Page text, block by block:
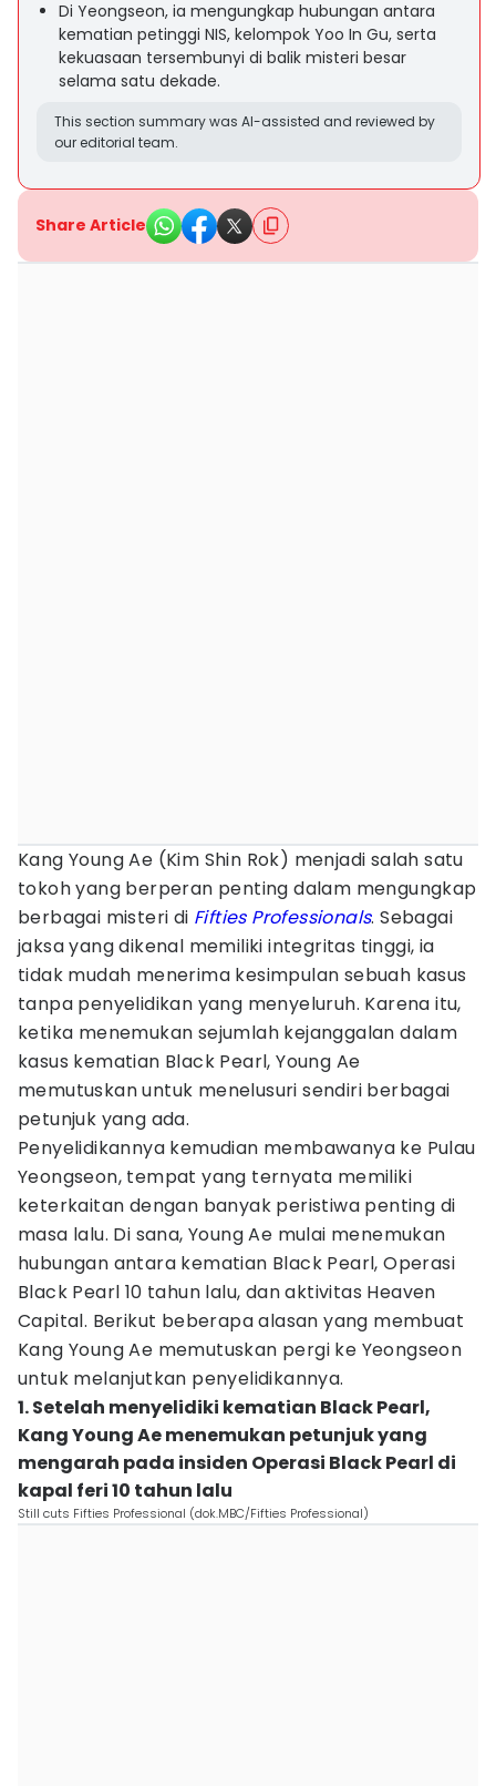
Di Yeongseon, ia mengungkap hubungan antara
kematian petinggi NIS, kelompok Yoo In Gu, serta
kekuasaan tersembunyi di balik misteri besar
selama satu dekade.
This section summary was AI-assisted and reviewed by
our editorial team.
Share Article
Kang Young Ae (Kim Shin Rok) menjadi salah satu
tokoh yang berperan penting dalam mengungkap
berbagai misteri di Fifties Professionals. Sebagai
jaksa yang dikenal memiliki integritas tinggi, ia
tidak mudah menerima kesimpulan sebuah kasus
tanpa penyelidikan yang menyeluruh. Karena itu,
ketika menemukan sejumlah kejanggalan dalam
kasus kematian Black Pearl, Young Ae
memutuskan untuk menelusuri sendiri berbagai
petunjuk yang ada.
Penyelidikannya kemudian membawanya ke Pulau
Yeongseon, tempat yang ternyata memiliki
keterkaitan dengan banyak peristiwa penting di
masa lalu. Di sana, Young Ae mulai menemukan
hubungan antara kematian Black Pearl, Operasi
Black Pearl 10 tahun lalu, dan aktivitas Heaven
Capital. Berikut beberapa alasan yang membuat
Kang Young Ae memutuskan pergi ke Yeongseon
untuk melanjutkan penyelidikannya.
1. Setelah menyelidiki kematian Black Pearl,
Kang Young Ae menemukan petunjuk yang
mengarah pada insiden Operasi Black Pearl di
kapal feri 10 tahun lalu
Still cuts Fifties Professional (dok.MBC/Fifties Professional)